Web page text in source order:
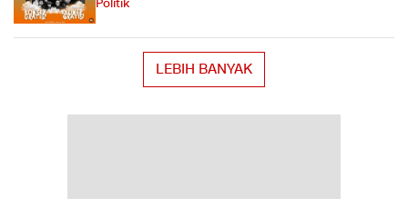
Politik
LEBIH BANYAK